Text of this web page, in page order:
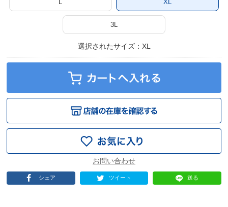
L XL
3L
選択されたサイズ：XL
シェア ツイート 送る